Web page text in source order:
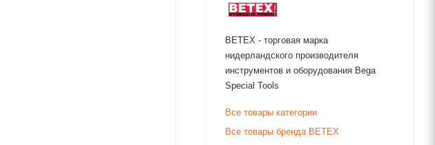
BETEX - торговая марка
нидерландского производителя
инструментов и оборудования Bega
Special Tools
Все товары категории
Все товары бренда BETEX